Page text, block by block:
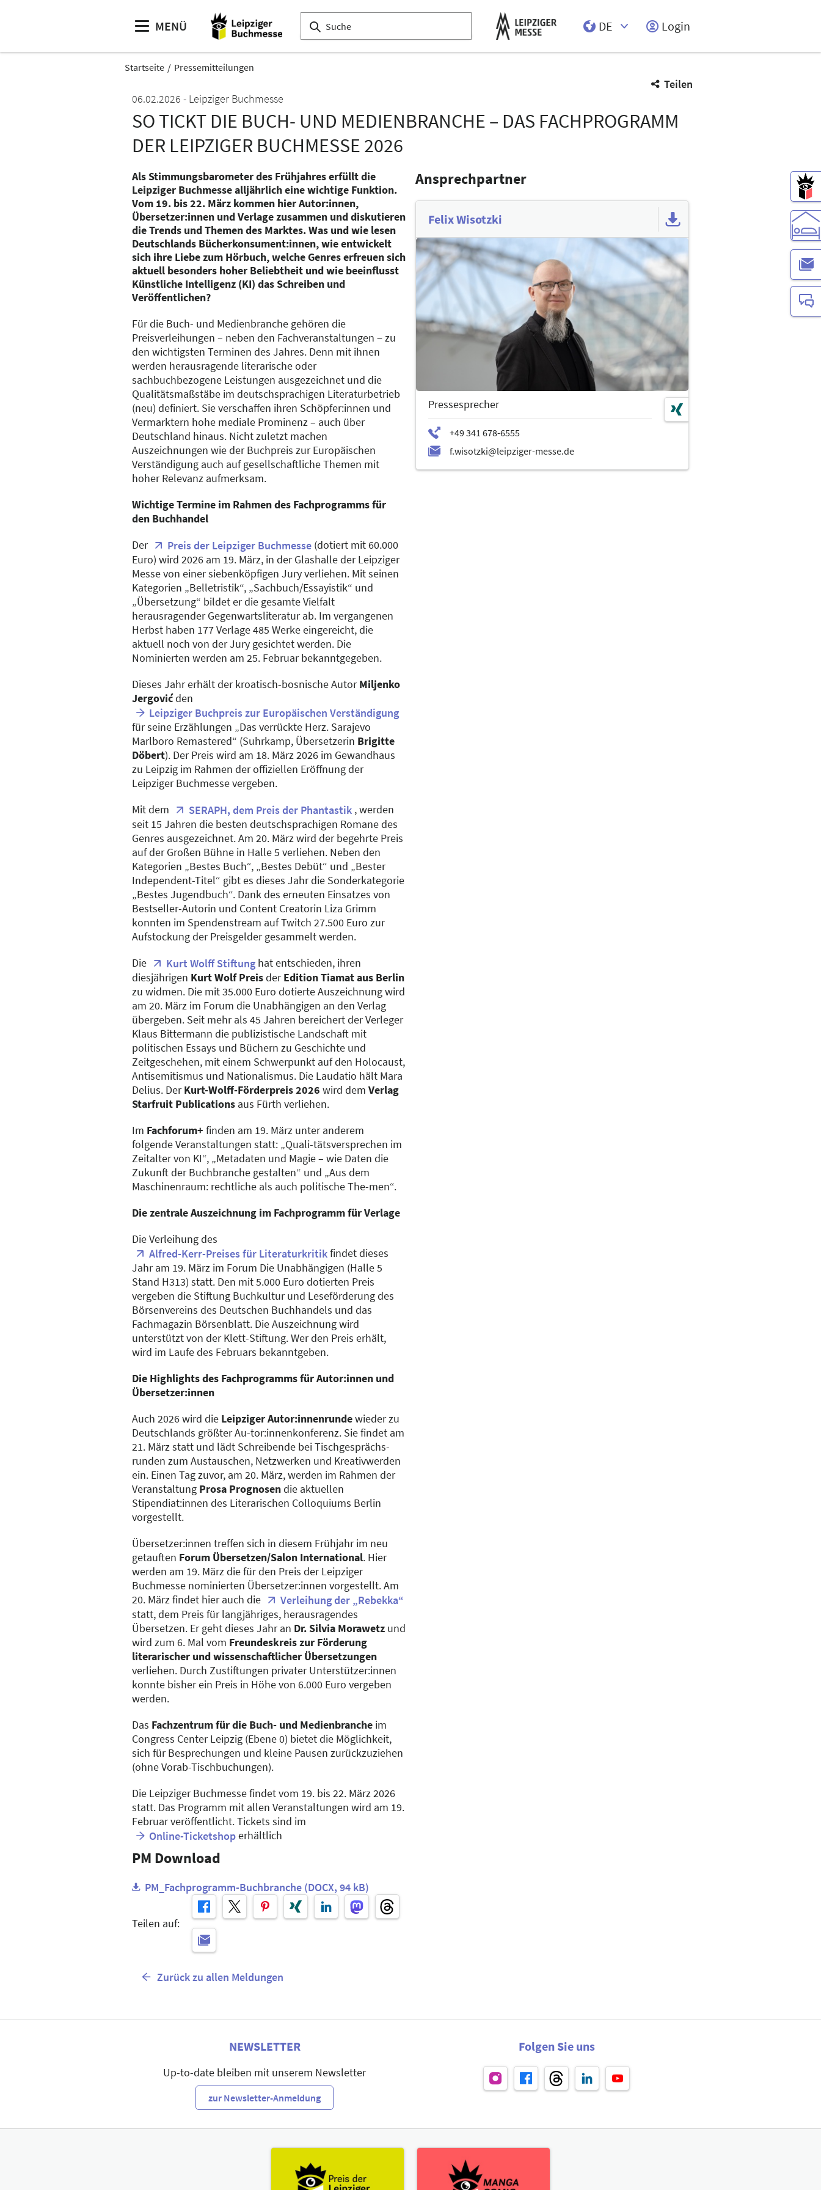
MENÜ
DE
Login
Startseite Pressemitteilungen
Teilen
06.02.2026
Leipziger Buchmesse
SO TICKT DIE BUCH- UND MEDIENBRANCHE – DAS FACHPROGRAMM
DER LEIPZIGER BUCHMESSE 2026
Als Stimmungsbarometer des Frühjahres erfüllt die
Leipziger Buchmesse alljährlich eine wichtige Funktion.
Vom 19. bis 22. März kommen hier Autor:innen,
Übersetzer:innen und Verlage zusammen und diskutieren
die Trends und Themen des Marktes. Was und wie lesen
Deutschlands Bücherkonsument:innen, wie entwickelt
sich ihre Liebe zum Hörbuch, welche Genres erfreuen sich
aktuell besonders hoher Beliebtheit und wie beeinflusst
Künstliche Intelligenz (KI) das Schreiben und
Veröffentlichen?
Für die Buch- und Medienbranche gehören die
Preisverleihungen – neben den Fachveranstaltungen − zu
den wichtigsten Terminen des Jahres. Denn mit ihnen
werden herausragende literarische oder
sachbuchbezogene Leistungen ausgezeichnet und die
Qualitätsmaßstäbe im deutschsprachigen Literaturbetrieb
(neu) definiert. Sie verschaffen ihren Schöpfer:innen und
Vermarktern hohe mediale Prominenz – auch über
Deutschland hinaus. Nicht zuletzt machen
Auszeichnungen wie der Buchpreis zur Europäischen
Verständigung auch auf gesellschaftliche Themen mit
hoher Relevanz aufmerksam.
Wichtige Termine im Rahmen des Fachprogramms für
den Buchhandel
Der
Preis der Leipziger Buchmesse(dotiert mit 60.000
Euro) wird 2026 am 19. März, in der Glashalle der Leipziger
Messe von einer siebenköpfigen Jury verliehen. Mit seinen
Kategorien „Belletristik“, „Sachbuch/Essayistik“ und
„Übersetzung“ bildet er die gesamte Vielfalt
herausragender Gegenwartsliteratur ab. Im vergangenen
Herbst haben 177 Verlage 485 Werke eingereicht, die
aktuell noch von der Jury gesichtet werden. Die
Nominierten werden am 25. Februar bekanntgegeben.
Dieses Jahr erhält der kroatisch-bosnische AutorMiljenko
Jergovićden
Leipziger Buchpreis zur Europäischen Verständigung
für seine Erzählungen „Das verrückte Herz. Sarajevo
Marlboro Remastered“ (Suhrkamp, Übersetzerin Brigitte
Döbert). Der Preis wird am 18. März 2026 im Gewandhaus
zu Leipzig im Rahmen der offiziellen Eröffnung der
Leipziger Buchmesse vergeben.
Mit dem
SERAPH, dem Preis der Phantastik, werden
seit 15 Jahren die besten deutschsprachigen Romane des
Genres ausgezeichnet. Am 20. März wird der begehrte Preis
auf der Großen Bühne in Halle 5 verliehen. Neben den
Kategorien „Bestes Buch“, „Bestes Debüt“ und „Bester
Independent-Titel“ gibt es dieses Jahr die Sonderkategorie
„Bestes Jugendbuch“. Dank des erneuten Einsatzes von
Bestseller-Autorin und Content Creatorin Liza Grimm
konnten im Spendenstream auf Twitch 27.500 Euro zur
Aufstockung der Preisgelder gesammelt werden.
Die
Kurt Wolff Stiftunghat entschieden, ihren
diesjährigen Kurt Wolf PreisderEdition Tiamat aus Berlin
zu widmen. Die mit 35.000 Euro dotierte Auszeichnung wird
am 20. März im Forum die Unabhängigen an den Verlag
übergeben. Seit mehr als 45 Jahren bereichert der Verleger
Klaus Bittermann die publizistische Landschaft mit
politischen Essays und Büchern zu Geschichte und
Zeitgeschehen, mit einem Schwerpunkt auf den Holocaust,
Antisemitismus und Nationalismus. Die Laudatio hält Mara
Delius. DerKurt-Wolff-Förderpreis 2026 wird dem Verlag
Starfruit Publications aus Fürth verliehen.
Im Fachforum+ finden am 19. März unter anderem
folgende Veranstaltungen statt: „Quali-tätsversprechen im
Zeitalter von KI“, „Metadaten und Magie – wie Daten die
Zukunft der Buchbranche gestalten“ und „Aus dem
Maschinenraum: rechtliche als auch politische The-men“.
Die zentrale Auszeichnung im Fachprogramm für Verlage
Die Verleihung des
Alfred-Kerr-Preises für Literaturkritikfindet dieses
Jahr am 19. März im Forum Die Unabhängigen (Halle 5
Stand H313) statt. Den mit 5.000 Euro dotierten Preis
vergeben die Stiftung Buchkultur und Leseförderung des
Börsenvereins des Deutschen Buchhandels und das
Fachmagazin Börsenblatt. Die Auszeichnung wird
unterstützt von der Klett-Stiftung. Wer den Preis erhält,
wird im Laufe des Februars bekanntgeben.
Die Highlights des Fachprogramms für Autor:innen und
Übersetzer:innen
Auch 2026 wird die Leipziger Autor:innenrundewieder zu
Deutschlands größter Au-tor:innenkonferenz. Sie findet am
21. März statt und lädt Schreibende bei Tischgesprächs-
runden zum Austauschen, Netzwerken und Kreativwerden
ein. Einen Tag zuvor, am 20. März, werden im Rahmen der
Veranstaltung Prosa Prognosendie aktuellen
Stipendiat:innen des Literarischen Colloquiums Berlin
vorgestellt.
Übersetzer:innen treffen sich in diesem Frühjahr im neu
getauften Forum Übersetzen/Salon International. Hier
werden am 19. März die für den Preis der Leipziger
Buchmesse nominierten Übersetzer:innen vorgestellt. Am
20. März findet hier auch die
Verleihung der „Rebekka“
statt, dem Preis für langjähriges, herausragendes
Übersetzen. Er geht dieses Jahr an Dr. Silvia Morawetz und
wird zum 6. Mal vom Freundeskreis zur Förderung
literarischer und wissenschaftlicher Übersetzungen
verliehen. Durch Zustiftungen privater Unterstützer:innen
konnte bisher ein Preis in Höhe von 6.000 Euro vergeben
werden.
Das Fachzentrum für die Buch- und Medienbranche im
Congress Center Leipzig (Ebene 0) bietet die Möglichkeit,
sich für Besprechungen und kleine Pausen zurückzuziehen
(ohne Vorab-Tischbuchungen).
Die Leipziger Buchmesse findet vom 19. bis 22. März 2026
statt. Das Programm mit allen Veranstaltungen wird am 19.
Februar veröffentlicht. Tickets sind im
Online-Ticketshoperhältlich
PM Download
PM_Fachprogramm-Buchbranche (DOCX, 94 kB)
Teilen auf:
Ansprechpartner
Felix Wisotzki
Pressesprecher
Zurück zu allen Meldungen
NEWSLETTER
Up-to-date bleiben mit unserem Newsletter
zur Newsletter-Anmeldung
Folgen Sie uns